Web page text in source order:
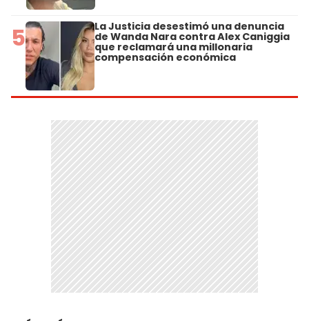
5 La Justicia desestimó una denuncia
de Wanda Nara contra Alex Caniggia
que reclamará una millonaria
compensación económica